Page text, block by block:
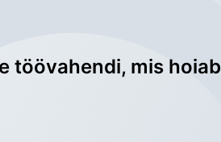
töövahendi, mis hoiab